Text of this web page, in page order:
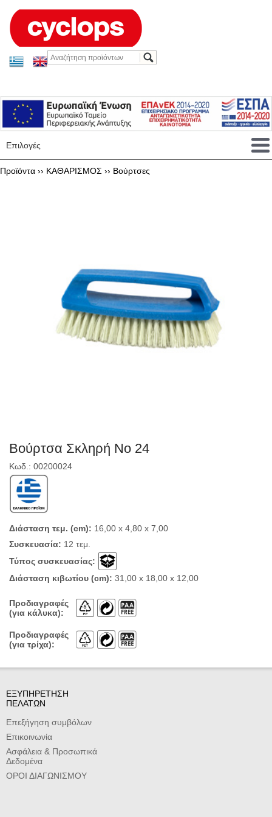
Επιλογές
Προϊόντα ›› ΚΑΘΑΡΙΣΜΟΣ ›› Βούρτσες
Βούρτσα Σκληρή Νο 24
Κωδ.: 00200024
Διάσταση τεμ. (cm): 16,00 x 4,80 x 7,00
Συσκευασία: 12 τεμ.
Τύπος συσκευασίας:
Διάσταση κιβωτίου (cm): 31,00 x 18,00 x 12,00
Προδιαγραφές
(για κάλυκα):
Προδιαγραφές
(για τρίχα):
ΕΞΥΠΗΡΕΤΗΣΗ
ΠΕΛΑΤΩΝ
Επεξήγηση συμβόλων
Επικοινωνία
Ασφάλεια & Προσωπικά
Δεδομένα
ΟΡΟΙ ΔΙΑΓΩΝΙΣΜΟΥ